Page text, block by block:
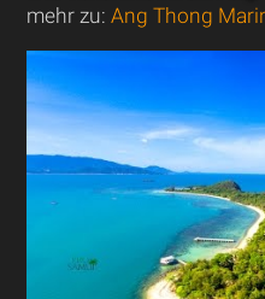
mehr zu:Ang Thong